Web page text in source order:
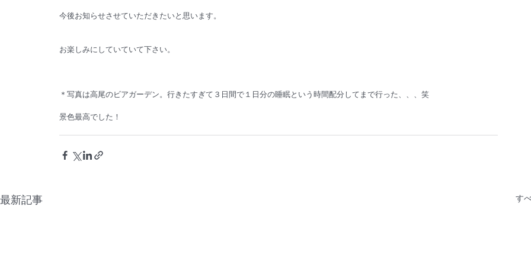
今後お知らせさせていただきたいと思います。
お楽しみにしていていて下さい。
＊写真は高尾のビアガーデン。行きたすぎて３日間で１日分の睡眠という時間配分してまで行った、、、笑
景色最高でした！
最新記事 す